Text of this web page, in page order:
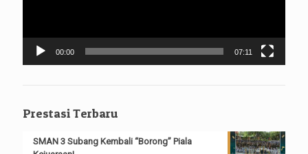
00:00 07:11
Prestasi Terbaru
SMAN 3 Subang Kembali “Borong” Piala